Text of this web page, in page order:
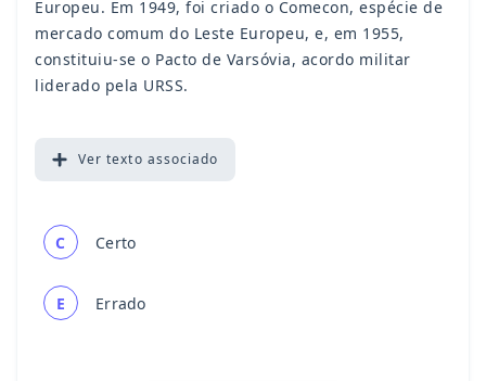
Europeu. Em 1949, foi criado o Comecon, espécie de
mercado comum do Leste Europeu, e, em 1955,
constituiu-se o Pacto de Varsóvia, acordo militar
liderado pela URSS.
Ver texto associado
C Certo
E Errado